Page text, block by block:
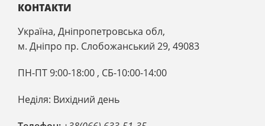
КОНТАКТИ
Україна, Дніпропетровська обл,
м. Дніпро пр. Слобожанський 29, 49083
ПН-ПТ 9:00-18:00 , CБ-10:00-14:00
Неділя: Вихідний день